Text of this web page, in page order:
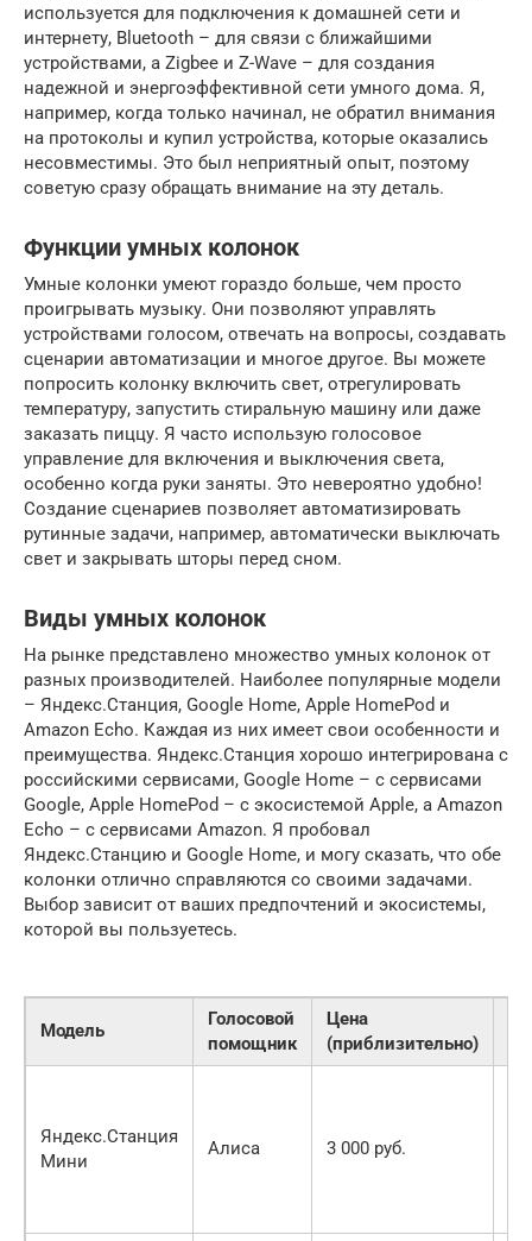
используется для подключения к домашней сети и
интернету, Bluetooth – для связи с ближайшими
устройствами, а Zigbee и Z-Wave – для создания
надежной и энергоэффективной сети умного дома. Я,
например, когда только начинал, не обратил внимания
на протоколы и купил устройства, которые оказались
несовместимы. Это был неприятный опыт, поэтому
советую сразу обращать внимание на эту деталь.
Функции умных колонок
Умные колонки умеют гораздо больше, чем просто
проигрывать музыку. Они позволяют управлять
устройствами голосом, отвечать на вопросы, создавать
сценарии автоматизации и многое другое. Вы можете
попросить колонку включить свет, отрегулировать
температуру, запустить стиральную машину или даже
заказать пиццу. Я часто использую голосовое
управление для включения и выключения света,
особенно когда руки заняты. Это невероятно удобно!
Создание сценариев позволяет автоматизировать
рутинные задачи, например, автоматически выключать
свет и закрывать шторы перед сном.
Виды умных колонок
На рынке представлено множество умных колонок от
разных производителей. Наиболее популярные модели
– Яндекс.Станция, Google Home, Apple HomePod и
Amazon Echo. Каждая из них имеет свои особенности и
преимущества. Яндекс.Станция хорошо интегрирована с
российскими сервисами, Google Home – с сервисами
Google, Apple HomePod – с экосистемой Apple, а Amazon
Echo – с сервисами Amazon. Я пробовал
Яндекс.Станцию и Google Home, и могу сказать, что обе
колонки отлично справляются со своими задачами.
Выбор зависит от ваших предпочтений и экосистемы,
которой вы пользуетесь.
Модель
Голосовой
помощник
Цена
(приблизительно)
Яндекс.Станция
Мини
Алиса 3 000 руб.